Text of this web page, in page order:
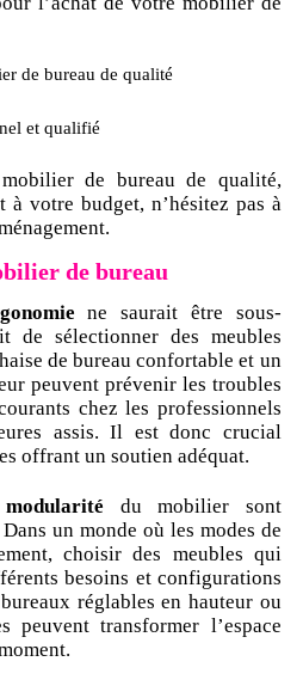
de bureau de qualité
et qualifié
de bureau de qualité,
à votre budget, n’hésitez pas à
de bureau
ne saurait être sous-
de sélectionner des meubles
de bureau confortable et un
peuvent prévenir les troubles
chez les professionnels
assis. Il est donc crucial
offrant un soutien adéquat.
du mobilier sont
un monde où les modes de
choisir des meubles qui
besoins et configurations
réglables en hauteur ou
peuvent transformer l’espace